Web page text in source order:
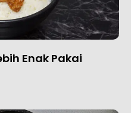
Enak Pakai